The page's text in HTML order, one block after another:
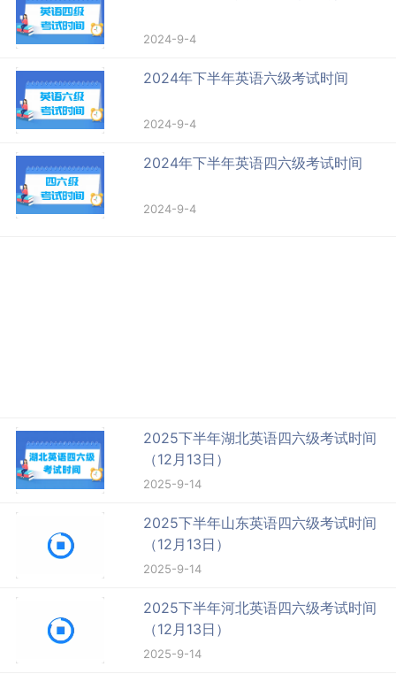
2024-9-4
2024年下半年英语六级考试时间
2024-9-4
2024年下半年英语四六级考试时间
2024-9-4
2025下半年湖北英语四六级考试时间
（12月13日）
2025-9-14
2025下半年山东英语四六级考试时间
（12月13日）
2025-9-14
2025下半年河北英语四六级考试时间
（12月13日）
2025-9-14